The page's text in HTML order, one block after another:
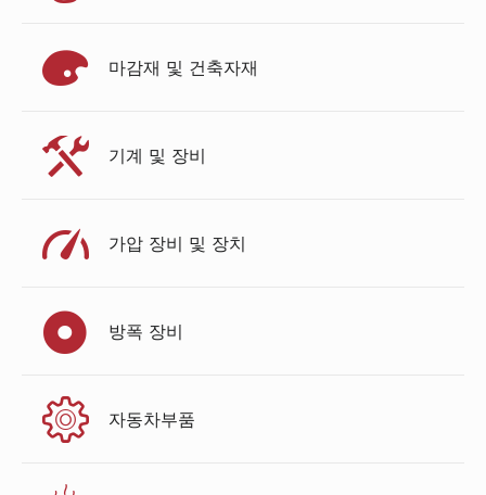
마감재 및 건축자재
기계 및 장비
가압 장비 및 장치
방폭 장비
자동차부품